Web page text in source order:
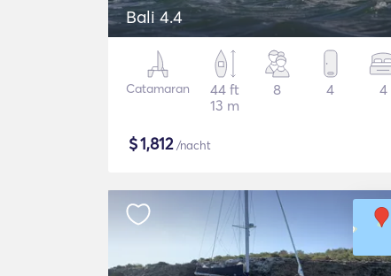
Bali 4.4
Catamaran
44 ft
13 m
8 4 4
$1,812/nacht